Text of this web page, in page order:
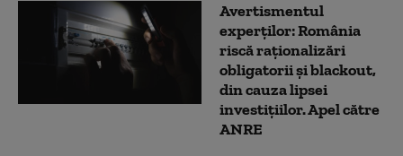
Avertismentul
experților: România
riscă raționalizări
obligatorii și blackout,
din cauza lipsei
investițiilor. Apel către
ANRE